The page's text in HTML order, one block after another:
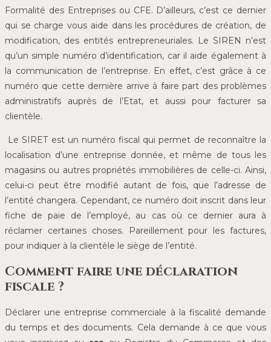
Formalité des Entreprises ou CFE. D’ailleurs, c’est ce dernier
qui se charge vous aide dans les procédures de création, de
modification, des entités entrepreneuriales. Le SIREN n’est
qu’un simple numéro d’identification, car il aide également à
la communication de l’entreprise. En effet, c’est grâce à ce
numéro que cette dernière arrive à faire part des problèmes
administratifs auprès de l’Etat, et aussi pour facturer sa
clientèle.
Le SIRET est un numéro fiscal qui permet de reconnaître la
localisation d’une entreprise donnée, et même de tous les
magasins ou autres propriétés immobilières de celle-ci. Ainsi,
celui-ci peut être modifié autant de fois, que l’adresse de
l’entité changera. Cependant, ce numéro doit inscrit dans leur
fiche de paie de l’employé, au cas où ce dernier aura à
réclamer certaines choses. Pareillement pour les factures,
pour indiquer à la clientèle le siège de l’entité.
Comment faire une déclaration
fiscale ?
Déclarer une entreprise commerciale à la fiscalité demande
du temps et des documents. Cela demande à ce que vous